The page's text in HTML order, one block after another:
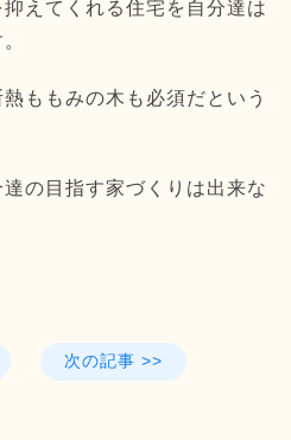
えてくれる住宅を自分達は
ももみの木も必須だという
達の目指す家づくりは出来な
次の記事 >>